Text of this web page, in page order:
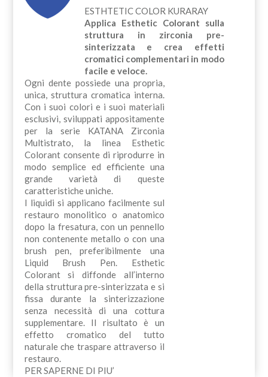
ESTHTETIC COLOR KURARAY
Applica Esthetic Colorant sulla
struttura in zirconia pre-
sinterizzata e crea effetti
cromatici complementari in modo
facile e veloce.
Ogni dente possiede una propria,
unica, struttura cromatica interna.
Con i suoi colori e i suoi materiali
esclusivi, sviluppati appositamente
per la serie KATANA Zirconia
Multistrato, la linea Esthetic
Colorant consente di riprodurre in
modo semplice ed efficiente una
grande varietà di queste
caratteristiche uniche.
I liquidi si applicano facilmente sul
restauro monolitico o anatomico
dopo la fresatura, con un pennello
non contenente metallo o con una
brush pen, preferibilmente una
Liquid Brush Pen. Esthetic
Colorant si diffonde all’interno
della struttura pre-sinterizzata e si
fissa durante la sinterizzazione
senza necessità di una cottura
supplementare. Il risultato è un
effetto cromatico del tutto
naturale che traspare attraverso il
restauro.
PER SAPERNE DI PIU’